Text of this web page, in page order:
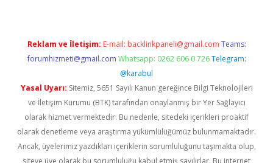
Reklam ve İletişim: E-mail: backlinkpaneli@gmail.com Teams:
forumhizmeti@gmail.com Whatsapp: 0262 606 0 726 Telegram:
@karabul
Yasal Uyarı: Sitemiz, 5651 Sayılı Kanun gereğince Bilgi Teknolojileri
ve İletişim Kurumu (BTK) tarafından onaylanmış bir Yer Sağlayıcı
olarak hizmet vermektedir. Bu nedenle, sitedeki içerikleri proaktif
olarak denetleme veya araştırma yükümlülüğümüz bulunmamaktadır.
Ancak, üyelerimiz yazdıkları içeriklerin sorumluluğunu taşımakta olup,
siteye üye olarak bu sorumluluğu kabul etmiş sayılırlar. Bu internet